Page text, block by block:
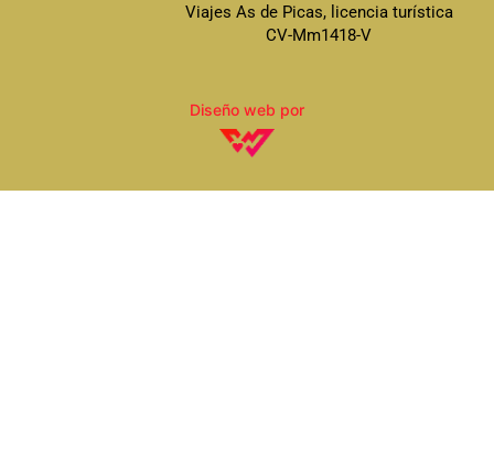
Viajes As de Picas, licencia turística
CV-Mm1418-V
Diseño web por